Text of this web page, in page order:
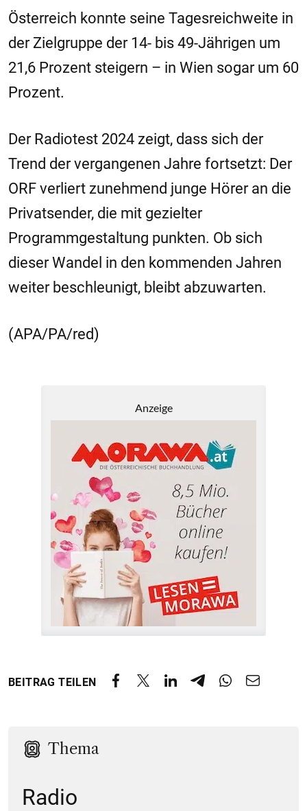
Österreich konnte seine Tagesreichweite in
der Zielgruppe der 14- bis 49-Jährigen um
21,6 Prozent steigern – in Wien sogar um 60
Prozent.
Der Radiotest 2024 zeigt, dass sich der
Trend der vergangenen Jahre fortsetzt: Der
ORF verliert zunehmend junge Hörer an die
Privatsender, die mit gezielter
Programmgestaltung punkten. Ob sich
dieser Wandel in den kommenden Jahren
weiter beschleunigt, bleibt abzuwarten.
(APA/PA/red)
Anzeige
BEITRAG TEILEN
Thema
Radio